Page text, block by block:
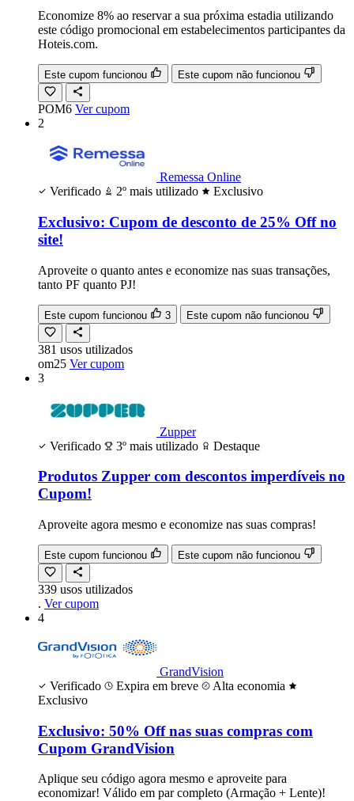
Economize 8% ao reservar a sua próxima estadia utilizando
este código promocional em estabelecimentos participantes da
Hoteis.com.
Este cupom funcionou Este cupom não funcionou
POM6 Ver cupom
2
Remessa Online
Verificado
2º mais utilizado Exclusivo
Exclusivo: Cupom de desconto de 25% Off no
site!
Aproveite o quanto antes e economize nas suas transações,
tanto PF quanto PJ!
Este cupom funcionou 3 Este cupom não funcionou
381 usos utilizados
om25 Ver cupom
3
Zupper
Verificado
3º mais utilizado Destaque
Produtos Zupper com descontos imperdíveis no
Cupom!
Aproveite agora mesmo e economize nas suas compras!
Este cupom funcionou Este cupom não funcionou
339 usos utilizados
. Ver cupom
4
GrandVision
Verificado
Expira em breve
Alta economia
Exclusivo
Exclusivo: 50% Off nas suas compras com
Cupom GrandVision
Aplique seu código agora mesmo e aproveite para
economizar! Válido em par completo (Armação + Lente)!